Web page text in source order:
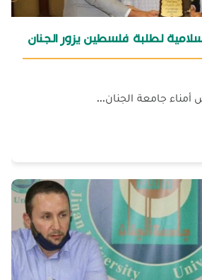
لطلبة فلسطين يزور الجنان
جامعة الجنان...